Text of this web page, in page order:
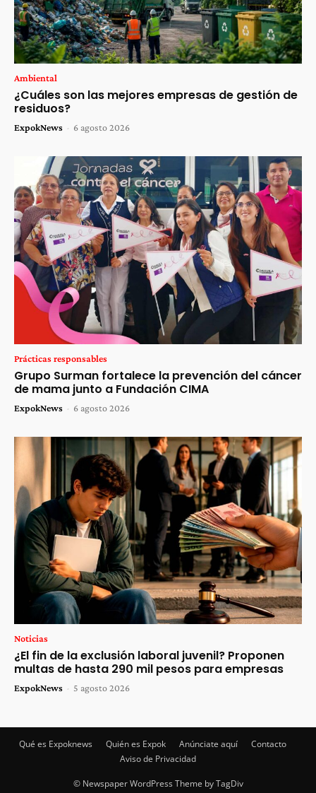
Ambiental
¿Cuáles son las mejores empresas de gestión de
residuos?
ExpokNews - 6 agosto 2026
Prácticas responsables
Grupo Surman fortalece la prevención del cáncer
de mama junto a Fundación CIMA
ExpokNews - 6 agosto 2026
Noticias
¿El fin de la exclusión laboral juvenil? Proponen
multas de hasta 290 mil pesos para empresas
ExpokNews - 5 agosto 2026
Qué es Expoknews Quién es Expok Anúnciate aquí
Contacto
Aviso de Privacidad
© Newspaper WordPress Theme by TagDiv